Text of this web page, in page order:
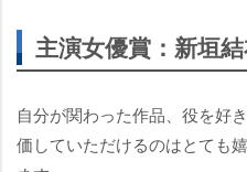
主演女優賞：新垣
自分が関わった作品、役を好
価していただけるのはとても